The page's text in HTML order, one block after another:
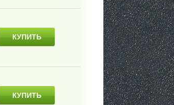
КУПИТЬ
КУПИТЬ